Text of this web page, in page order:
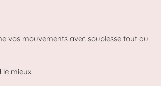
vos mouvements avec souplesse tout au
mieux.